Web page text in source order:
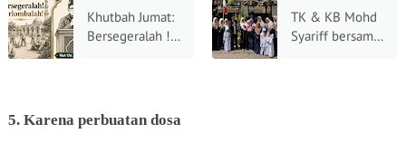
Sujud
Saat Menerima
Daging Qurban
Khutbah Jumat:
Bersegeralah !
TK & KB Mohd
Syariff bersama
5. Karena perbuatan dosa